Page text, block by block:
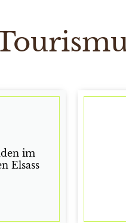
im
Elsass